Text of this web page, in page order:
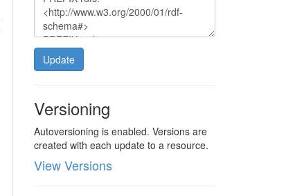
Update
Versioning
Autoversioning is enabled. Versions are
created with each update to a resource.
View Versions